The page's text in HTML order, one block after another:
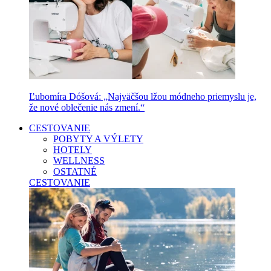
Ľubomíra Dóšová: „Najväčšou lžou módneho priemyslu je,
že nové oblečenie nás zmení.“
CESTOVANIE
POBYTY A VÝLETY
HOTELY
WELLNESS
OSTATNÉ
CESTOVANIE